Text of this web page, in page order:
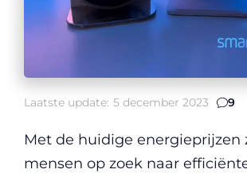
Laatste update: 5 december 2023 9
Met de huidige energieprijzen
mensen op zoek naar